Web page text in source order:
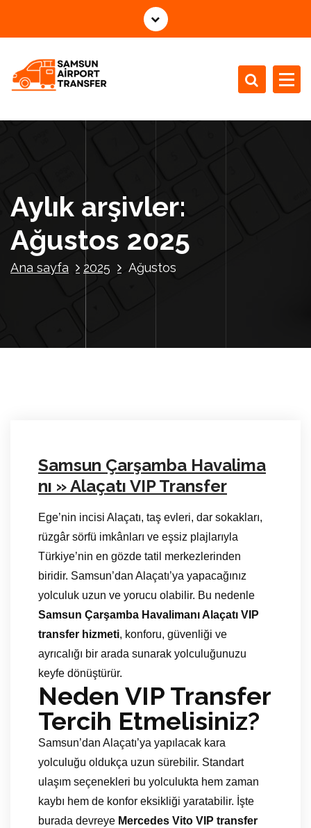
e
Aylık arşivler:
Ağustos 2025
Ana sayfa 2025 Ağustos
Samsun Çarşamba Havalima
nı » Alaçatı VIP Transfer
Ege’nin incisi Alaçatı, taş evleri, dar sokakları,
rüzgâr sörfü imkânları ve eşsiz plajlarıyla
Türkiye’nin en gözde tatil merkezlerinden
biridir. Samsun’dan Alaçatı’ya yapacağınız
yolculuk uzun ve yorucu olabilir. Bu nedenle
Samsun Çarşamba Havalimanı Alaçatı VIP
transfer hizmeti, konforu, güvenliği ve
ayrıcalığı bir arada sunarak yolculuğunuzu
keyfe dönüştürür.
Neden VIP Transfer
Tercih Etmelisiniz?
Samsun’dan Alaçatı’ya yapılacak kara
yolculuğu oldukça uzun sürebilir. Standart
ulaşım seçenekleri bu yolculukta hem zaman
kaybı hem de konfor eksikliği yaratabilir. İşte
burada devreye Mercedes Vito VIP transfer